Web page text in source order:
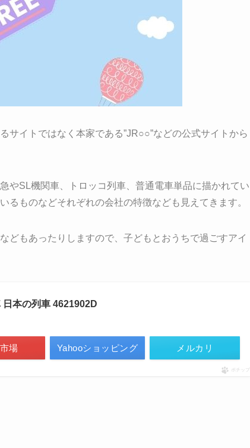
サイトではなく本家である”JR○○”などの公式サイトから
やSL機関車、トロッコ列車、普通電車単品に描かれてい
るものなどそれぞれの会社の特徴なども見えてきます。
どもあったりしますので、子どもとおうちで過ごすアイ
本の列車 4621902D
場 Yahooショッピング メルカリ
ポチップ